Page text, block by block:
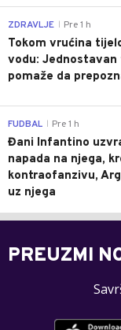
ZDRAVLJE Pre 1 h
Tokom vrućina
vodu:
pomaže da
FUDBAL Pre 1 h
Đani Infantino
napada na njega,
kontraofanzivu,
uz njega
PREUZMI